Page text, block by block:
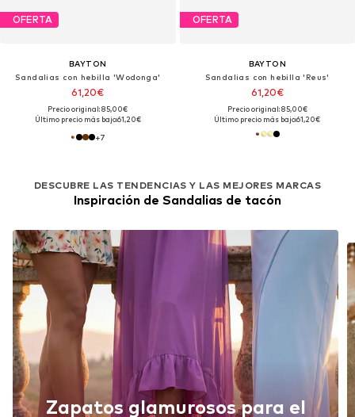
OFERTA
BAYTON
Sandalias con hebilla 'Wodonga'
61,20€
Precio original: 85,00€
Último precio más bajo:61,20€
+7
OFERTA
BAYTON
Sandalias con hebilla 'Reus'
61,20€
Precio original: 85,00€
Último precio más bajo:61,20€
DESCUBRE LAS TENDENCIAS Y LAS MEJORES MARCAS
Inspiración de Sandalias de tacón
Zapatos glamurosos para el